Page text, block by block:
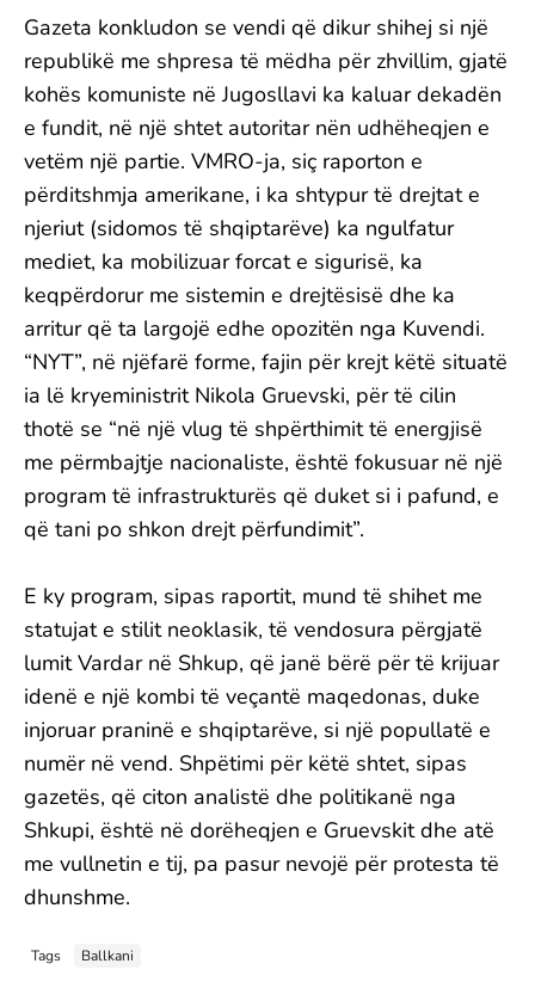
Gazeta konkludon se vendi që dikur shihej si një
republikë me shpresa të mëdha për zhvillim, gjatë
kohës komuniste në Jugosllavi ka kaluar dekadën
e fundit, në një shtet autoritar nën udhëheqjen e
vetëm një partie. VMRO-ja, siç raporton e
përditshmja amerikane, i ka shtypur të drejtat e
njeriut (sidomos të shqiptarëve) ka ngulfatur
mediet, ka mobilizuar forcat e sigurisë, ka
keqpërdorur me sistemin e drejtësisë dhe ka
arritur që ta largojë edhe opozitën nga Kuvendi.
“NYT”, në njëfarë forme, fajin për krejt këtë situatë
ia lë kryeministrit Nikola Gruevski, për të cilin
thotë se “në një vlug të shpërthimit të energjisë
me përmbajtje nacionaliste, është fokusuar në një
program të infrastrukturës që duket si i pafund, e
që tani po shkon drejt përfundimit”.
E ky program, sipas raportit, mund të shihet me
statujat e stilit neoklasik, të vendosura përgjatë
lumit Vardar në Shkup, që janë bërë për të krijuar
idenë e një kombi të veçantë maqedonas, duke
injoruar praninë e shqiptarëve, si një popullatë e
numër në vend. Shpëtimi për këtë shtet, sipas
gazetës, që citon analistë dhe politikanë nga
Shkupi, është në dorëheqjen e Gruevskit dhe atë
me vullnetin e tij, pa pasur nevojë për protesta të
dhunshme.
Tags Ballkani